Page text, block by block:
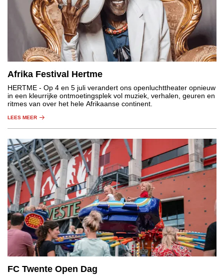
Afrika Festival Hertme
HERTME - Op 4 en 5 juli verandert ons openluchttheater opnieuw
in een kleurrijke ontmoetingsplek vol muziek, verhalen, geuren en
ritmes van over het hele Afrikaanse continent.
LEES MEER
FC Twente Open Dag